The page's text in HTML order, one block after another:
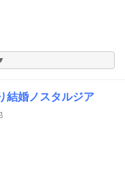
婚ノスタルジア